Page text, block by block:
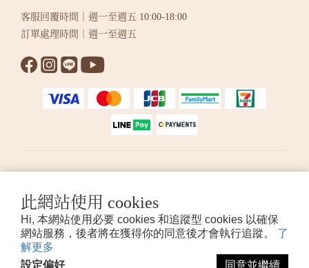
此網站使用 cookies
Hi, 本網站使用必要 cookies 和追蹤型 cookies 以確保
網站服務，後者將在獲得你的同意後才會執行追蹤。 了
解更多
設定偏好
同意並繼續
客服回覆時間｜週一至週五 10:00-18:00
訂單處理時間｜週一至週五
提醒您，我們不會以電話或簡訊方式通知變更付款方式。